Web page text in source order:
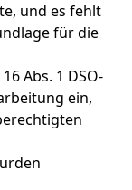
und es fehlt
für die
Abs. 1 DSO-
ein,